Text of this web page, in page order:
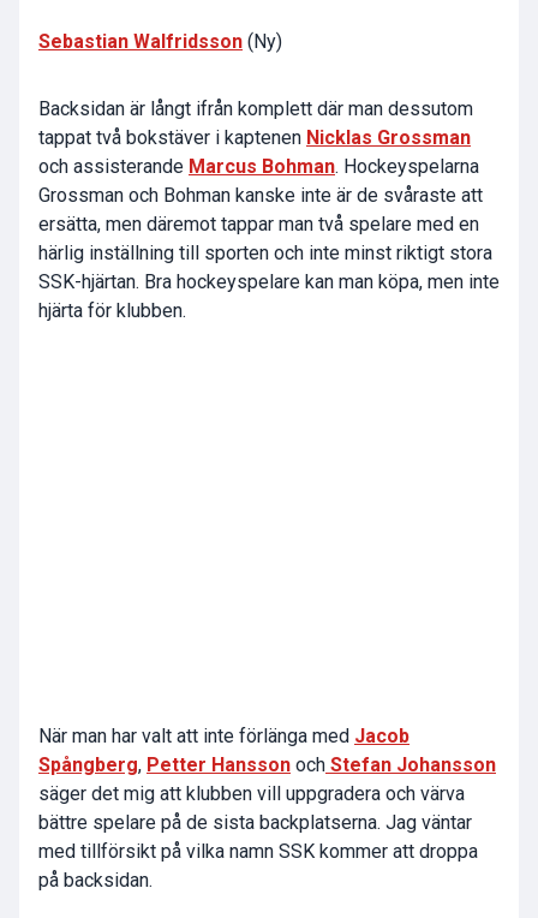
Sebastian Walfridsson (Ny)
Backsidan är långt ifrån komplett där man dessutom
tappat två bokstäver i kaptenen Nicklas Grossman
och assisterande Marcus Bohman. Hockeyspelarna
Grossman och Bohman kanske inte är de svåraste att
ersätta, men däremot tappar man två spelare med en
härlig inställning till sporten och inte minst riktigt stora
SSK-hjärtan. Bra hockeyspelare kan man köpa, men inte
hjärta för klubben.
När man har valt att inte förlänga med Jacob
Spångberg, Petter Hansson och Stefan Johansson
säger det mig att klubben vill uppgradera och värva
bättre spelare på de sista backplatserna. Jag väntar
med tillförsikt på vilka namn SSK kommer att droppa
på backsidan.